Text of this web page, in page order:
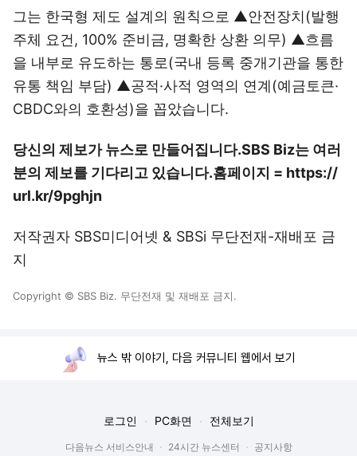
그는 한국형 제도 설계의 원칙으로 ▲안전장치(발행
주체 요건, 100% 준비금, 명확한 상환 의무) ▲흐름
을 내부로 유도하는 통로(국내 등록 중개기관을 통한
유통 책임 부담) ▲공적·사적 영역의 연계(예금토큰·
CBDC와의 호환성)을 꼽았습니다.
당신의 제보가 뉴스로 만들어집니다.SBS Biz는 여러
분의 제보를 기다리고 있습니다.홈페이지 = https://
url.kr/9pghjn
저작권자 SBS미디어넷 & SBSi 무단전재-재배포 금
지
Copyright © SBS Biz. 무단전재 및 재배포 금지.
뉴스 밖 이야기, 다음 커뮤니티 웹에서 보기
로그인 PC화면 전체보기
다음뉴스 서비스안내 24시간 뉴스센터 공지사항